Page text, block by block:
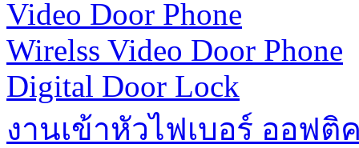
Video Door Phone
Wirelss Video Door Phone
Digital Door Lock
งานเข้าหัวไฟเบอร์ ออฟติ